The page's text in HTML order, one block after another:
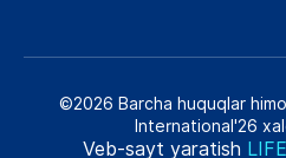
©2026 Barcha huquqlar
International'26
Veb-sayt yaratish